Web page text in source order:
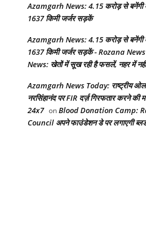
Azamgarh News: 4.15 करोड़ से बनेंगी
1637 किमी जर्जर सड़कें
Azamgarh News: 4.15 करोड़ से बनेंगी
1637 किमी जर्जर सड़कें - Rozana
News: खेतों में सूख रही है फसलें, नहर में नहीं
Azamgarh News Today: राष्ट्रीय
नरसिंहानंद पर FIR दर्ज़ गिरफतार करने
24x7 onBlood Donation Camp:
Council अपने फाउंडेशन डे पर लगाएगी